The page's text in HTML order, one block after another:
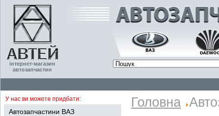
інтернет-магазин
автозапчастин
У нас ви можете придбати:
Автозапчастини ВАЗ
Головна